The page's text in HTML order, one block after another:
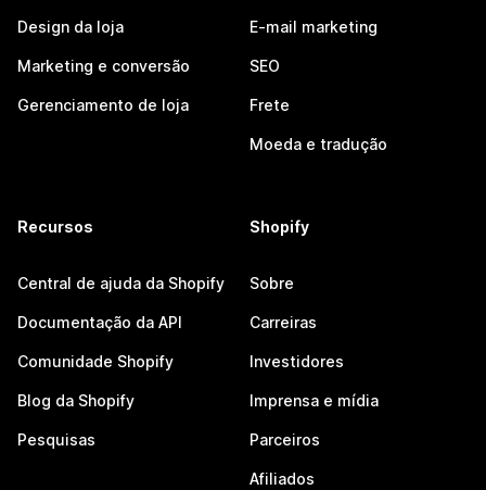
Design da loja
Marketing e conversão
Gerenciamento de loja
E-mail marketing
SEO
Frete
Moeda e tradução
Recursos
Central de ajuda da Shopify
Documentação da API
Comunidade Shopify
Blog da Shopify
Pesquisas
Shopify
Sobre
Carreiras
Investidores
Imprensa e mídia
Parceiros
Afiliados